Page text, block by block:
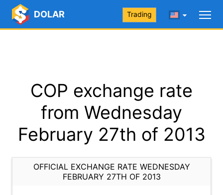
DOLAR Trading
COP exchange rate
from Wednesday
February 27th of 2013
OFFICIAL EXCHANGE RATE WEDNESDAY
FEBRUARY 27TH OF 2013